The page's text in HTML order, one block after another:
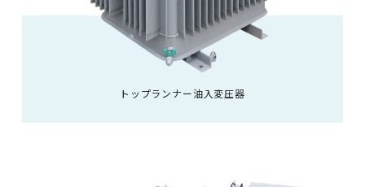
トップランナー油入変圧器